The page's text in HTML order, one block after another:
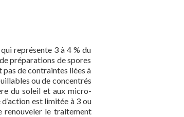
représente 3 à 4 % du
préparations de spores
pas de contraintes liées à
ou de concentrés
du soleil et aux micro-
est limitée à 3 ou
le traitement